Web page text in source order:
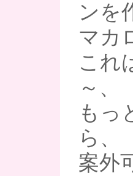
ンを
マカ
これ
～、
もっ
ら、
案外